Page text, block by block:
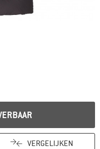
VERGELIJKEN